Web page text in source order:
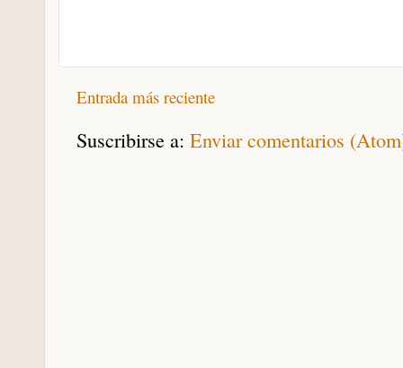
Entrada más reciente
Suscribirse a: Enviar comentarios